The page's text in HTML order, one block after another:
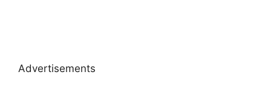
Advertisements